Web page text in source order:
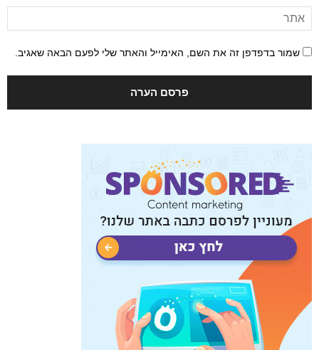
שמור בדפדפן זה את השם, האימייל והאתר שלי לפעם הבאה שאגיב.